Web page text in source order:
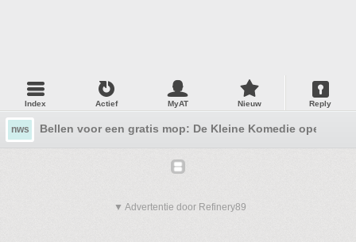
Index Actief MyAT Nieuw Reply
nws Bellen voor een gratis mop: De Kleine Komedie opent de
▼ Advertentie door Refinery89